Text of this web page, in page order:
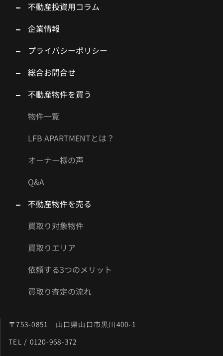
不動産投資用コラム
企業情報
プライバシーポリシー
総合お問合せ
不動産物件を買う
物件一覧
LFB APARTMENTとは？
オーナー様の声
Q&A
不動産物件を売る
買取り対象物件
買取りエリア
依頼する3つのメリット
買取り査定の流れ
〒753-0851 山口県山口市黒川400-1
TEL / 0120-968-372